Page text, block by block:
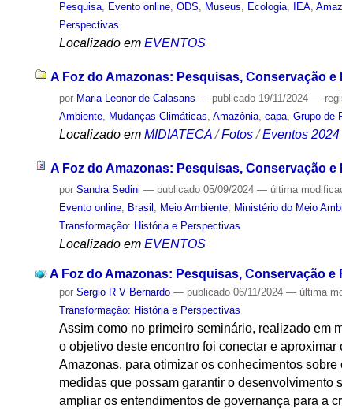
Pesquisa, Evento online,ODS, Museus, Ecologia, IEA,
Perspectivas
Localizado em EVENTOS
A Foz do Amazonas: Pesquisas, Conservação e
por Maria Leonor de Calasans — publicado 19/11/2024—
Ambiente
Mudanças Climáticas ,Amazônia ,capa ,Grupo de
Localizado em MIDIATECA /Fotos /Eventos 2024
A Foz do Amazonas: Pesquisas, Conservação e
porSandra Sedini — publicado 05/09/2024— última
Evento online Brasil Meio Ambiente Ministério do Meio
Transformação: História e Perspectivas
Localizado em EVENTOS
A Foz do Amazonas: Pesquisas, Conservação e
porSergio R V Bernardo — publicado 06/11/2024— última
Transformação: História e Perspectivas
Assim como no primeiro seminário, realizado em
o objetivo deste encontro foi conectar e
Amazonas, para otimizar os conhecimentos
medidas que possam garantir o
ampliar os entendimentos de governança para a